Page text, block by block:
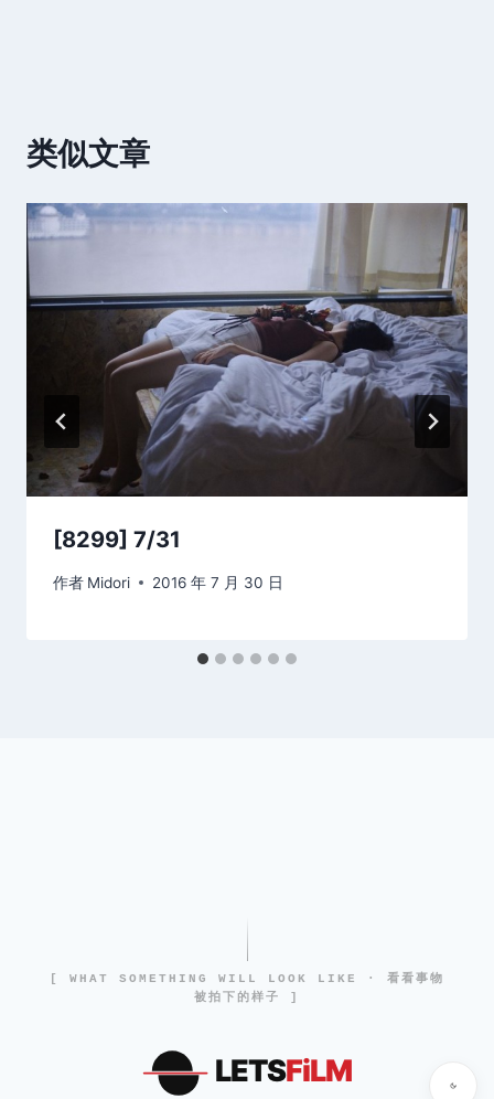
类似文章
[8299] 7/31
作者 Midori 2016 年 7 月 30 日
[ WHAT SOMETHING WILL LOOK LIKE · 看看事物
被拍下的样子 ]
LETSFiLM